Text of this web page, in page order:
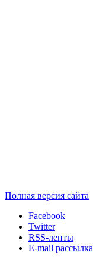
Полная версия сайта
Facebook
Twitter
RSS-ленты
E-mail рассылка